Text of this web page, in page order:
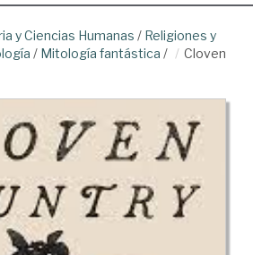
y Ciencias Humanas / Religiones y
/ Mitología fantástica /
Cloven